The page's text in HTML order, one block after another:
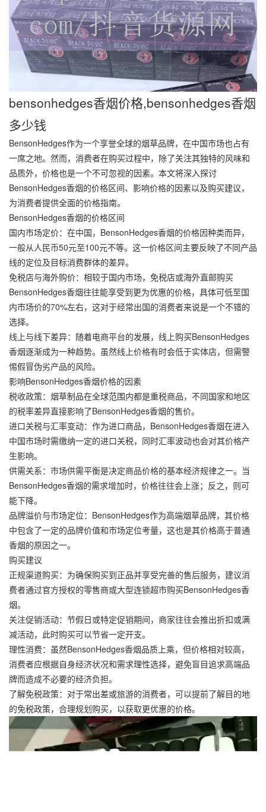
bensonhedges香烟价格,bensonhedges香烟
多少钱
BensonHedges作为一个享誉全球的烟草品牌，在中国市场也占有
一席之地。然而，消费者在购买过程中，除了关注其独特的风味和
品质外，价格也是一个不可忽视的因素。本文将深入探讨
BensonHedges香烟的价格区间、影响价格的因素以及购买建议，
为消费者提供全面的价格指南。
BensonHedges香烟的价格区间
国内市场定价：在中国，BensonHedges香烟的价格因种类而异，
一般从人民币50元至100元不等。这一价格区间主要反映了不同产品
线的定位及目标消费群体的差异。
免税店与海外购价：相较于国内市场，免税店或海外直邮购买
BensonHedges香烟往往能享受到更为优惠的价格，具体可低至国
内市场价的70%左右，这对于经常出国的消费者来说是一个不错的
选择。
线上与线下差异：随着电商平台的发展，线上购买BensonHedges
香烟逐渐成为一种趋势。虽然线上价格有时会低于实体店，但需警
惕假冒伪劣产品的风险。
影响BensonHedges香烟价格的因素
税收政策：烟草制品在全球范围内都是重税商品，不同国家和地区
的税率差异直接影响了BensonHedges香烟的售价。
进口关税与汇率变动：作为进口商品，BensonHedges香烟在进入
中国市场时需缴纳一定的进口关税，同时汇率波动也会对其价格产
生影响。
供需关系：市场供需平衡是决定商品价格的基本经济规律之一。当
BensonHedges香烟的需求增加时，价格往往会上涨；反之，则可
能下降。
品牌溢价与市场定位：BensonHedges作为高端烟草品牌，其价格
中包含了一定的品牌价值和市场定位考量，这也是其价格高于普通
香烟的原因之一。
购买建议
正规渠道购买：为确保购买到正品并享受完善的售后服务，建议消
费者通过官方授权的零售商或大型连锁超市购买BensonHedges香
烟。
关注促销活动：节假日或特定促销期间，商家往往会推出折扣或满
减活动，此时购买可以节省一定开支。
理性消费：虽然BensonHedges香烟品质上乘，但价格相对较高，
消费者应根据自身经济状况和需求理性选择，避免盲目追求高端品
牌而造成不必要的经济负担。
了解免税政策：对于常出差或旅游的消费者，可以提前了解目的地
的免税政策，合理规划购买，以获取更优惠的价格。